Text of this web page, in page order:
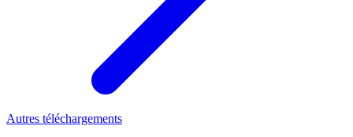
Autres téléchargements